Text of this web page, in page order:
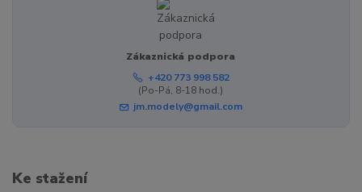
Zákaznická podpora
+420 773 998 582
(Po-Pá, 8-18 hod.)
jm.modely@gmail.com
Ke stažení